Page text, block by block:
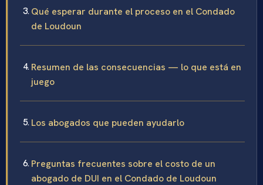
Qué esperar durante el proceso en el Condado
de Loudoun
Resumen de las consecuencias — lo que está en
juego
Los abogados que pueden ayudarlo
Preguntas frecuentes sobre el costo de un
abogado de DUI en el Condado de Loudoun